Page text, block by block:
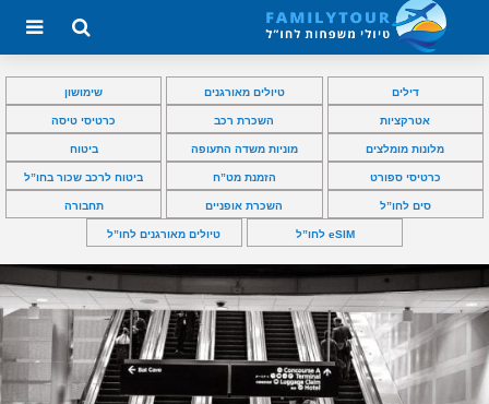
דילים טיולים מאורגנים שימושון
אטרקציות השכרת רכב כרטיסי טיסה
מלונות מומלצים מוניות משדה התעופה ביטוח
כרטיסי ספורט הזמנת מט”ח ביטוח לרכב שכור בחו”ל
סים לחו”ל השכרת אופניים תחבורה
eSIM לחו”ל טיולים מאורגנים לחו”ל